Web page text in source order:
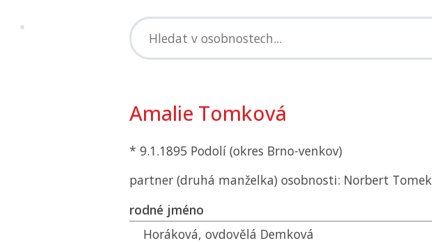
Amalie Tomková
* 9.1.1895 Podolí (okres Brno-venkov)
partner (druhá manželka) osobnosti: Norbert Tomek
rodné jméno
Horáková, ovdovělá Demková